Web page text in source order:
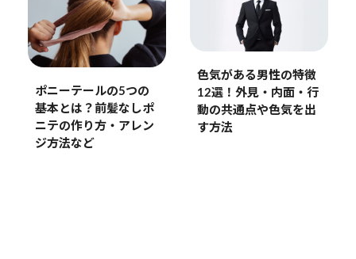
ポニーテールの5つの
基本とは？前髪なしポ
ニテの作り方・アレン
ジ方法など
色気がある男性の特徴
12選！外見・内面・行
動の共通点や色気を出
す方法